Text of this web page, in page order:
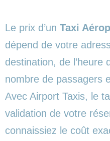
Le prix d’un Taxi
dépend de votre
destination, de l’heure
nombre de passagers
Avec Airport Taxis, le
validation de votre
connaissiez le coût